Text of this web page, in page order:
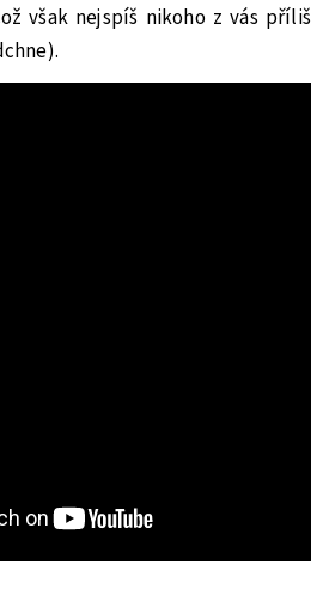
však nejspíš nikoho z vás příliš